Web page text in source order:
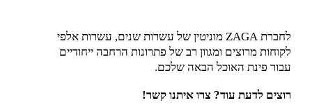
לחברת ZAGA מוניטין של עשרות שנים, עשרות אלפי
לקוחות מרוצים ומגוון רב של פתרונות הרחבה ייחודיים
עבור פינת האוכל הבאה שלכם.
רוצים לדעת עוד? צרו איתנו קשר!